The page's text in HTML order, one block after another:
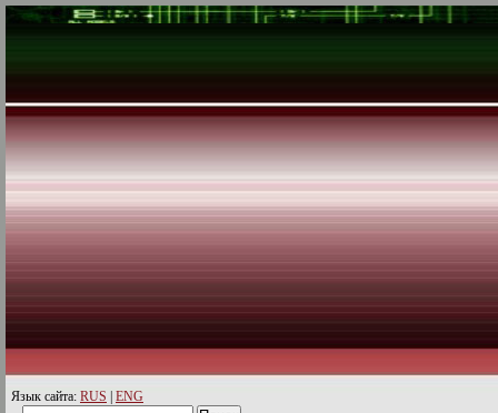
Язык сайта: RUS ENG